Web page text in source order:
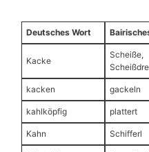
Deutsches Wort
Kacke
Scheiße,
kacken gackeln
kahlköpfig plattert
Kahn Schifferl